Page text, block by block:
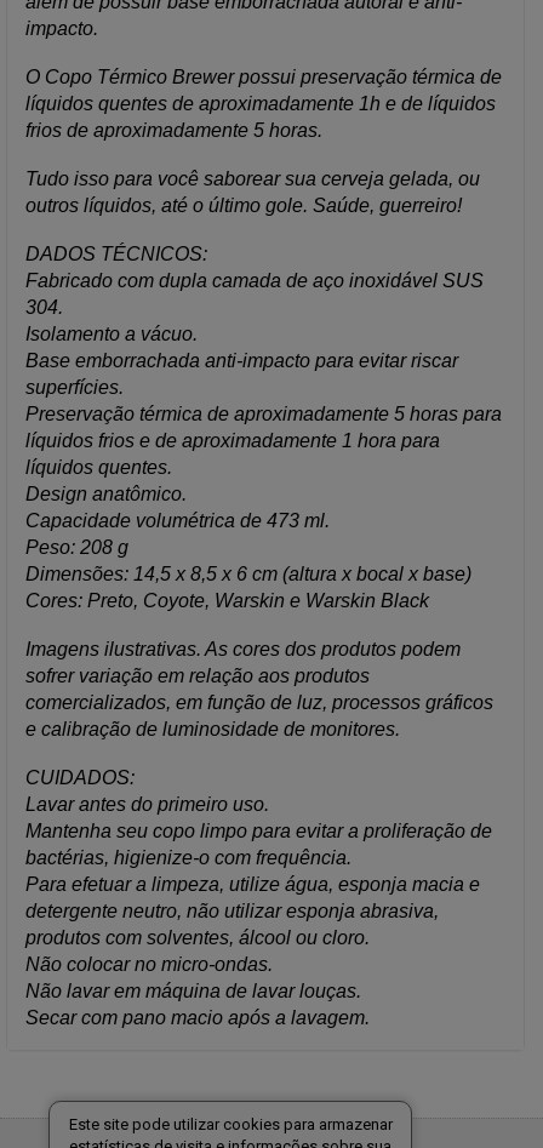
impacto.
O Copo Térmico Brewer possui preservação térmica de
líquidos quentes de aproximadamente 1h e de líquidos
frios de aproximadamente 5 horas.
Tudo isso para você saborear sua cerveja gelada, ou
outros líquidos, até o último gole. Saúde, guerreiro!
DADOS TÉCNICOS:
Fabricado com dupla camada de aço inoxidável SUS
304.
Isolamento a vácuo.
Base emborrachada anti-impacto para evitar riscar
superfícies.
Preservação térmica de aproximadamente 5 horas para
líquidos frios e de aproximadamente 1 hora para
líquidos quentes.
Design anatômico.
Capacidade volumétrica de 473 ml.
Peso: 208 g
Dimensões: 14,5 x 8,5 x 6 cm (altura x bocal x base)
Cores: Preto, Coyote, Warskin e Warskin Black
Imagens ilustrativas. As cores dos produtos podem
sofrer variação em relação aos produtos
comercializados, em função de luz, processos gráficos
e calibração de luminosidade de monitores.
CUIDADOS:
Lavar antes do primeiro uso.
Mantenha seu copo limpo para evitar a proliferação de
bactérias, higienize-o com frequência.
Para efetuar a limpeza, utilize água, esponja macia e
detergente neutro, não utilizar esponja abrasiva,
produtos com solventes, álcool ou cloro.
Não colocar no micro-ondas.
Não lavar em máquina de lavar louças.
Secar com pano macio após a lavagem.
Este site pode utilizar cookies para armazenar